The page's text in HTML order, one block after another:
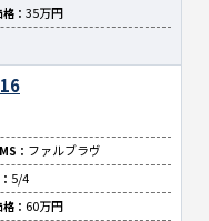
： 35万円
： ファルブラヴ
5/4
： 60万円